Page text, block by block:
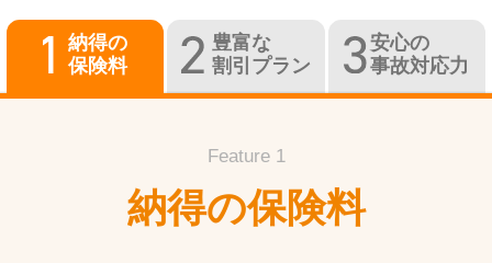
納得の
保険料
豊富な
割引プラン
安心の
事故対応力
Feature 1
納得の保険料